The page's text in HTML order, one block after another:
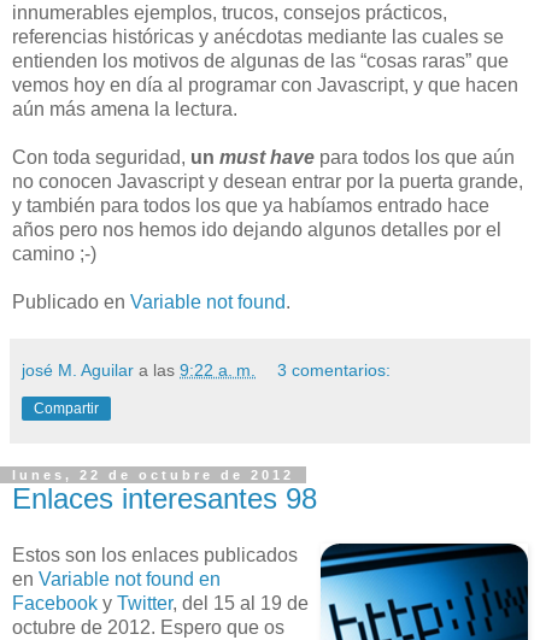
innumerables ejemplos, trucos, consejos prácticos,
referencias históricas y anécdotas mediante las cuales se
entienden los motivos de algunas de las “cosas raras” que
vemos hoy en día al programar con Javascript, y que hacen
aún más amena la lectura.
Con toda seguridad, un must have para todos los que aún
no conocen Javascript y desean entrar por la puerta grande,
y también para todos los que ya habíamos entrado hace
años pero nos hemos ido dejando algunos detalles por el
camino ;-)
Publicado en Variable not found.
josé M. Aguilar a las 9:22 a. m. 3 comentarios:
Compartir
lunes, 22 de octubre de 2012
Enlaces interesantes 98
Estos son los enlaces publicados
en Variable not found en
Facebook y Twitter, del 15 al 19 de
octubre de 2012. Espero que os